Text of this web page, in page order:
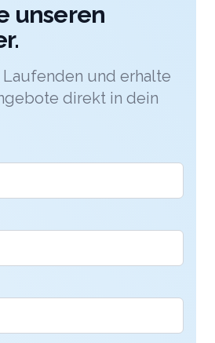
unseren
und erhalte
direkt in dein